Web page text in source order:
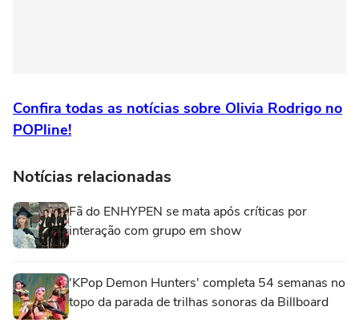
Confira todas as notícias sobre Olivia Rodrigo no
POPline!
Notícias relacionadas
Fã do ENHYPEN se mata após críticas por
interação com grupo em show
'KPop Demon Hunters' completa 54 semanas no
topo da parada de trilhas sonoras da Billboard